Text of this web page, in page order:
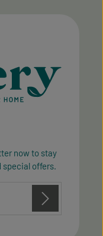
now to stay
special offers.